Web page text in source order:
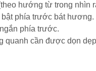
hướng từ trong nhìn
bật phía trước bát hương.
phía trước.
quanh cần được dọn